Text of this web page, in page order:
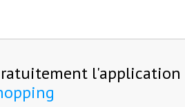
l'application